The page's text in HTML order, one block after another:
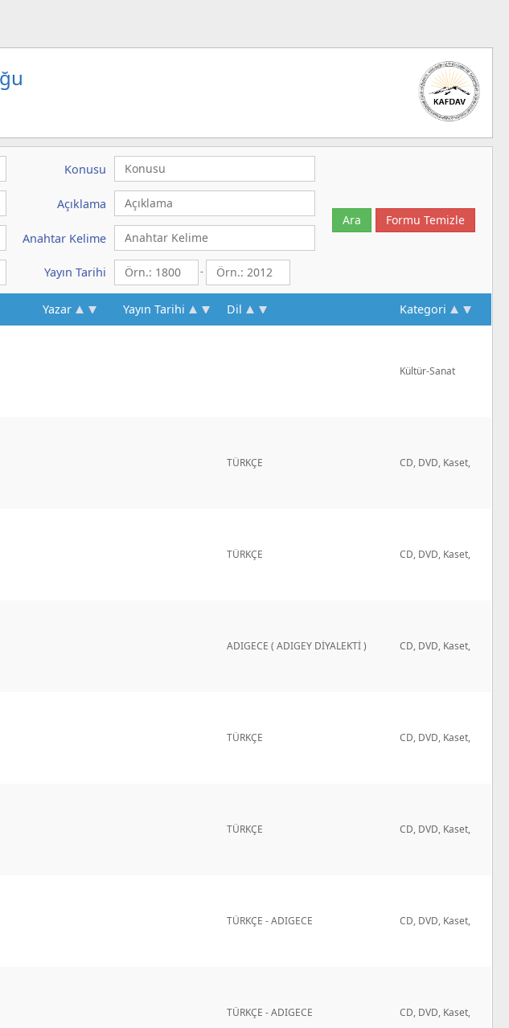
Konusu
Açıklama
Anahtar Kelime
Yayın Tarihi -
Yazar Yayın Tarihi Dil Kategori
Kültür-Sanat
TÜRKÇE CD, DVD, Kaset,
TÜRKÇE CD, DVD, Kaset,
ADIGECE ( ADIGEY DİYALEKTİ ) CD, DVD, Kaset,
TÜRKÇE CD, DVD, Kaset,
TÜRKÇE CD, DVD, Kaset,
TÜRKÇE - ADIGECE CD, DVD, Kaset,
TÜRKÇE - ADIGECE CD, DVD, Kaset,